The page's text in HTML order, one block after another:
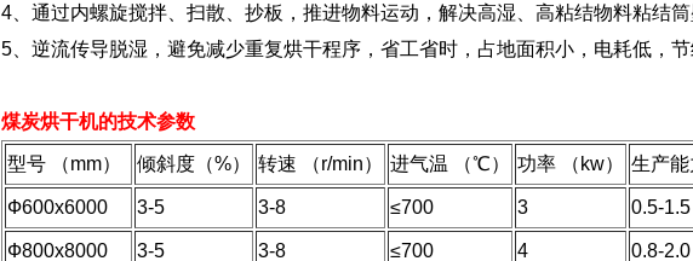
4、通过内螺旋搅拌、扫散、抄板，推进物料运动，解决高湿、高粘结物料粘结筒
5、逆流传导脱湿，避免减少重复烘干程序，省工省时，占地面积小，电耗低，节
煤炭烘干机的技术参数
型号 （mm） 倾斜度（%） 转速 （r/min） 进气温 （℃） 功率 （kw） 生产能
Ф600x6000 3-5 3-8 ≤700 3 0.5-1.5
Ф800x8000 3-5 3-8 ≤700 4 0.8-2.0